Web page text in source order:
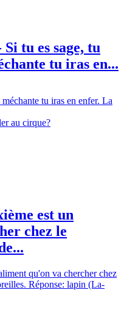
tu es sage, tu
tu iras en...
tu iras en enfer. La
au cirque?
est un
chez le
qu'on va chercher chez
Réponse: lapin (La-